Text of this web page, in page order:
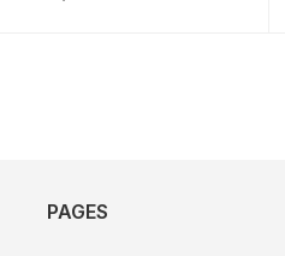
PAGES